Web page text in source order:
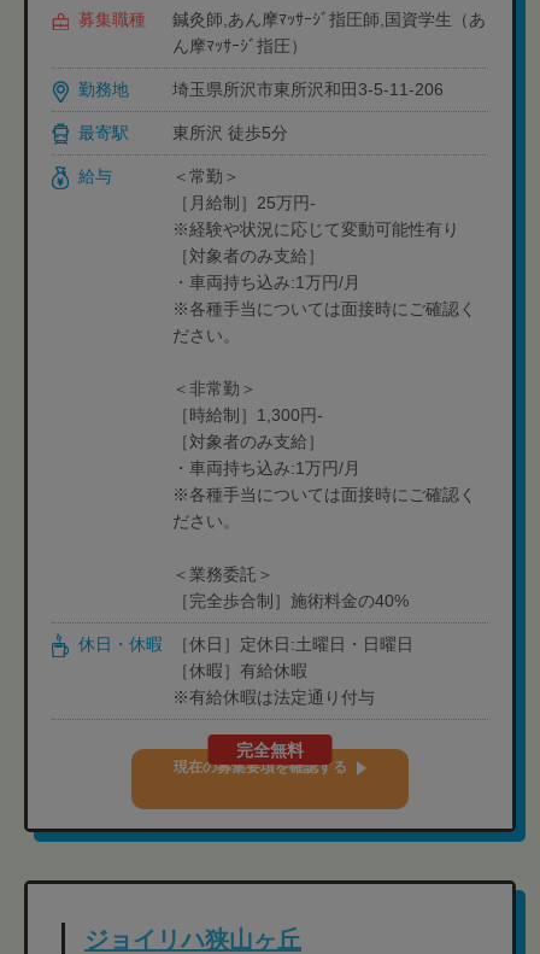
募集職種
鍼灸師,あん摩ﾏｯｻｰｼﾞ指圧師,国資学生（あ
ん摩ﾏｯｻｰｼﾞ指圧）
勤務地 埼玉県所沢市東所沢和田3-5-11-206
最寄駅 東所沢 徒歩5分
給与
＜常勤＞
［月給制］25万円-
※経験や状況に応じて変動可能性有り
［対象者のみ支給］
・車両持ち込み:1万円/月
※各種手当については面接時にご確認く
ださい。
＜非常勤＞
［時給制］1,300円-
［対象者のみ支給］
・車両持ち込み:1万円/月
※各種手当については面接時にご確認く
ださい。
＜業務委託＞
［完全歩合制］施術料金の40%
休日・休暇
［休日］定休日:土曜日・日曜日
［休暇］有給休暇
※有給休暇は法定通り付与
完全無料
現在の募集要項を確認する
ジョイリハ狭山ヶ丘